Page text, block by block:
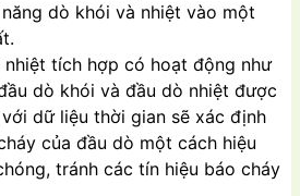
dò khói và nhiệt vào một
tích hợp có hoạt động như
dò khói và đầu dò nhiệt được
dữ liệu thời gian sẽ xác định
của đầu dò một cách hiệu
tránh các tín hiệu báo cháy